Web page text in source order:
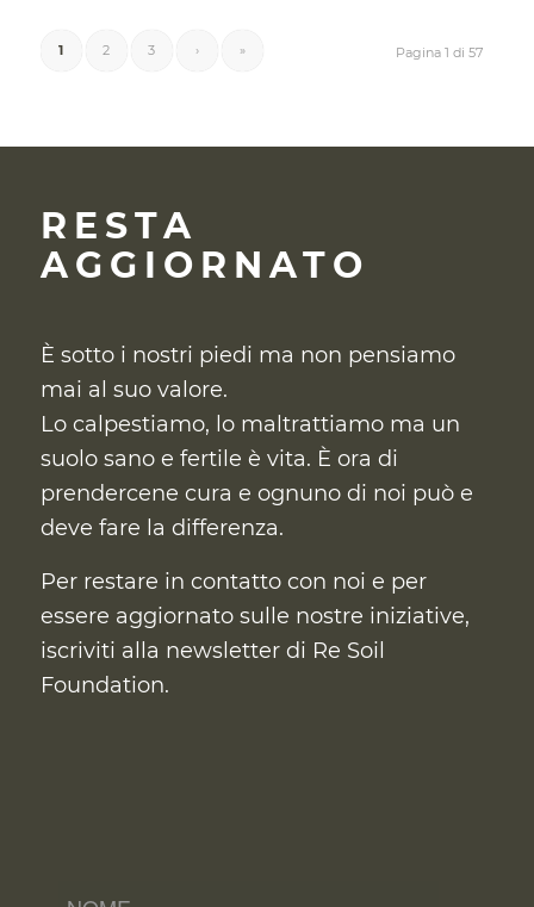
Pagina 1 di 57
1 2 3 › »
RESTA
AGGIORNATO
È sotto i nostri piedi ma non pensiamo
mai al suo valore.
Lo calpestiamo, lo maltrattiamo ma un
suolo sano e fertile è vita. È ora di
prendercene cura e ognuno di noi può e
deve fare la differenza.
Per restare in contatto con noi e per
essere aggiornato sulle nostre iniziative,
iscriviti alla newsletter di Re Soil
Foundation.